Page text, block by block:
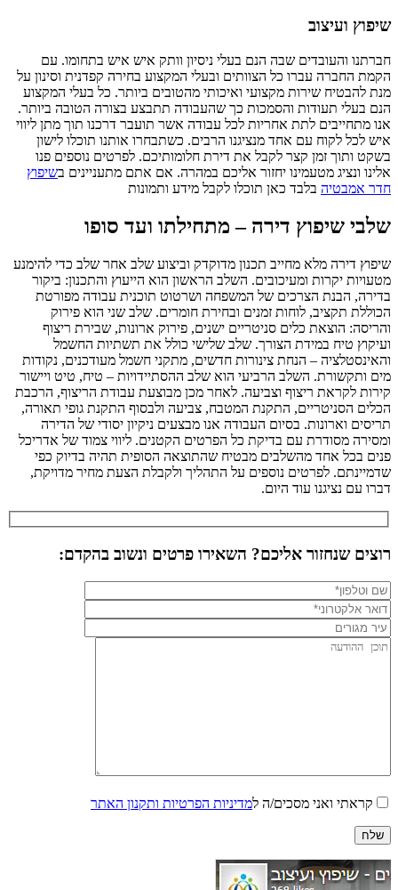
שיפוץ ועיצוב
חברתנו והעובדים שבה הנם בעלי ניסיון וותק איש איש בתחומו. עם
הקמת החברה עברו כל הצוותים ובעלי המקצוע בחירה קפדנית וסינון על
מנת להבטיח שירות מקצועי ואיכותי מהטובים ביותר. כל בעלי המקצוע
הנם בעלי תעודות והסמכות כך שהעבודה תתבצע בצורה הטובה ביותר.
אנו מתחייבים לתת אחריות לכל עבודה אשר תועבר דרכנו תוך מתן ליווי
איש לכל לקוח עם אחד מנציגנו הרבים. כשתבחרו אותנו תוכלו לישון
בשקט ותוך זמן קצר לקבל את דירת חלומותיכם. לפרטים נוספים פנו
אלינו ונציג מטעמינו יחזור אליכם במהרה. אם אתם מתעניינים בשיפוץ
חדר אמבטיה בלבד כאן תוכלו לקבל מידע ותמונות
שלבי שיפוץ דירה – מתחילתו ועד סופו
שיפוץ דירה מלא מחייב תכנון מדוקדק וביצוע שלב אחר שלב כדי להימנע
מטעויות יקרות ומעיכובים. השלב הראשון הוא הייעוץ והתכנון: ביקור
בדירה, הבנת הצרכים של המשפחה ושרטוט תוכנית עבודה מפורטת
הכוללת תקציב, לוחות זמנים ובחירת חומרים. שלב שני הוא פירוק
והריסה: הוצאת כלים סניטריים ישנים, פירוק ארונות, שבירת ריצוף
ועיקוץ טיח במידת הצורך. שלב שלישי כולל את תשתיות החשמל
והאינסטלציה – הנחת צינורות חדשים, מתקני חשמל מעודכנים, נקודות
מים ותקשורת. השלב הרביעי הוא שלב ההסתיידויות – טיח, טיט ויישור
קירות לקראת ריצוף וצביעה. לאחר מכן מבוצעת עבודת הריצוף, הרכבת
הכלים הסניטריים, התקנת המטבח, צביעה ולבסוף התקנת גופי תאורה,
תריסים וארונות. בסיום העבודה אנו מבצעים ניקיון יסודי של הדירה
ומסירה מסודרת עם בדיקת כל הפרטים הקטנים. ליווי צמוד של אדריכל
פנים בכל אחד מהשלבים מבטיח שהתוצאה הסופית תהיה בדיוק כפי
שדמיינתם. לפרטים נוספים על התהליך ולקבלת הצעת מחיר מדויקת,
דברו עם נציגנו עוד היום.
רוצים שנחזור אליכם? השאירו פרטים ונשוב בהקדם:
קראתי ואני מסכים/ה למדיניות הפרטיות ותקנון האתר